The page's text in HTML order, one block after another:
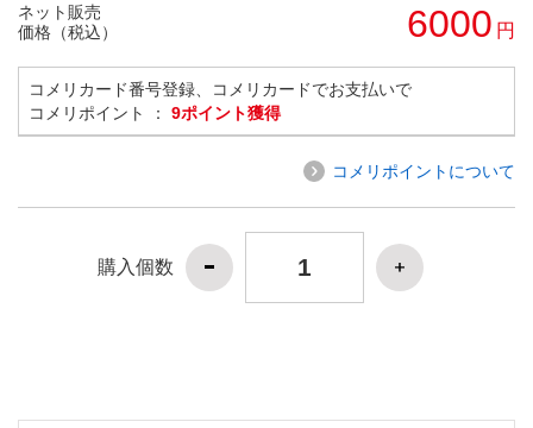
ネット販売
価格（税込）
6000 円
コメリカード番号登録、コメリカードでお支払いで
コメリポイント ： 9ポイント獲得
コメリポイントについて
購入個数